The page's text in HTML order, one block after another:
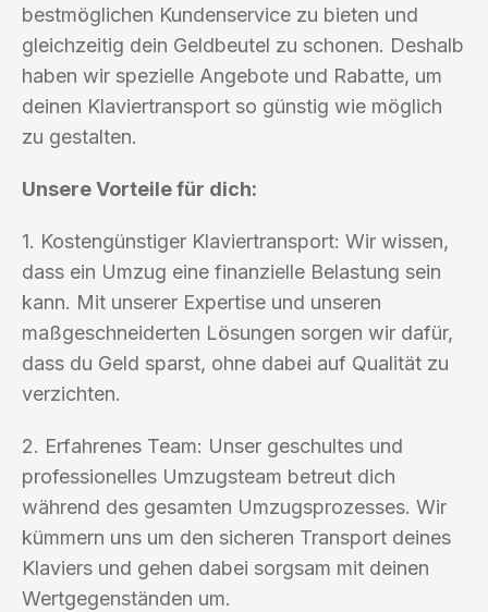
bestmöglichen Kundenservice zu bieten und
gleichzeitig dein Geldbeutel zu schonen. Deshalb
haben wir spezielle Angebote und Rabatte, um
deinen Klaviertransport so günstig wie möglich
zu gestalten.
Unsere Vorteile für dich:
1. Kostengünstiger Klaviertransport: Wir wissen,
dass ein Umzug eine finanzielle Belastung sein
kann. Mit unserer Expertise und unseren
maßgeschneiderten Lösungen sorgen wir dafür,
dass du Geld sparst, ohne dabei auf Qualität zu
verzichten.
2. Erfahrenes Team: Unser geschultes und
professionelles Umzugsteam betreut dich
während des gesamten Umzugsprozesses. Wir
kümmern uns um den sicheren Transport deines
Klaviers und gehen dabei sorgsam mit deinen
Wertgegenständen um.